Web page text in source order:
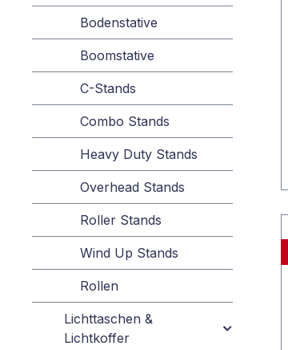
Bodenstative
Boomstative
C-Stands
Combo Stands
Heavy Duty Stands
Overhead Stands
Roller Stands
Wind Up Stands
Rollen
Lichttaschen &
Lichtkoffer